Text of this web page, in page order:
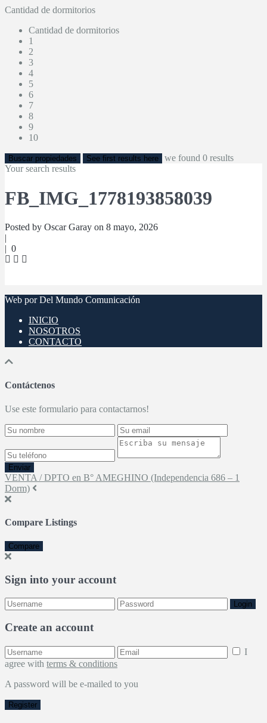
Cantidad de dormitorios
Cantidad de dormitorios
1
2
3
4
5
6
7
8
9
10
Buscar propiedades See first results here we found 0 results
Your search results
FB_IMG_1778193858039
Posted by Oscar Garay on 8 mayo, 2026
|
| 0
Web por Del Mundo Comunicación
INICIO
NOSOTROS
CONTACTO
Contáctenos
Use este formulario para contactarnos!
Enviar
VENTA / DPTO en B° AMEGHINO (Independencia 686 – 1
Dorm)
Compare Listings
Compare
Sign into your account
Login
Create an account
I
agree with terms & conditions
A password will be e-mailed to you
Register